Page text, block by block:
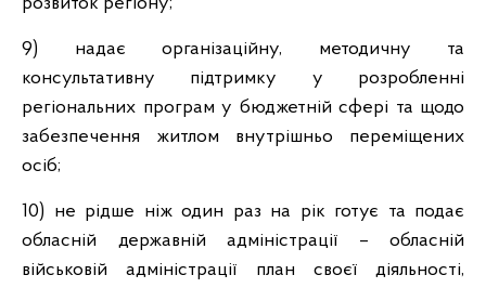
9) надає організаційну, методичну та
консультативну підтримку у розробленні
регіональних програм у бюджетній сфері та щодо
забезпечення житлом внутрішньо переміщених
осіб;
10) не рідше ніж один раз на рік готує та подає
обласній державній адміністрації – обласній
військовій адміністрації план своєї діяльності,